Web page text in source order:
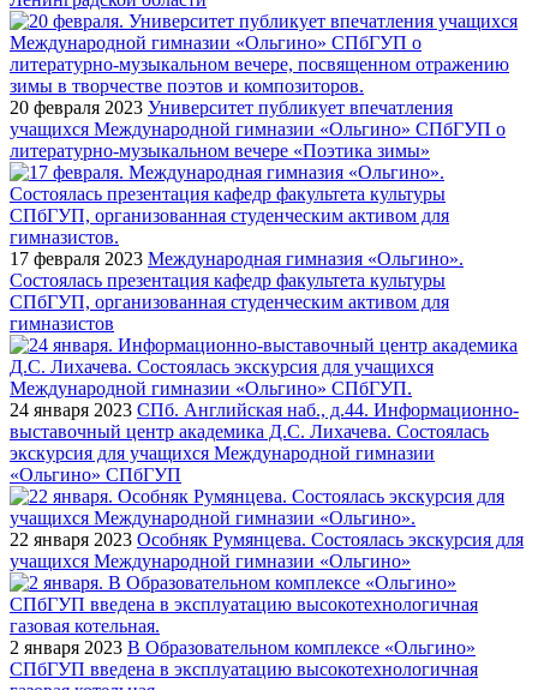
20 февраля 2023 Университет публикует впечатления
учащихся Международной гимназии «Ольгино» СПбГУП о
литературно-музыкальном вечере «Поэтика зимы»
17 февраля 2023 Международная гимназия «Ольгино».
Состоялась презентация кафедр факультета культуры
СПбГУП, организованная студенческим активом для
гимназистов
24 января 2023 СПб. Английская наб., д.44. Информационно-
выставочный центр академика Д.С. Лихачева. Состоялась
экскурсия для учащихся Международной гимназии
«Ольгино» СПбГУП
22 января 2023 Особняк Румянцева. Состоялась экскурсия для
учащихся Международной гимназии «Ольгино»
2 января 2023 В Образовательном комплексе «Ольгино»
СПбГУП введена в эксплуатацию высокотехнологичная